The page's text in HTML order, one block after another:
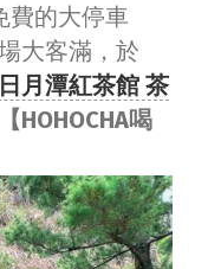
費的大停車
大客滿，於
日月潭紅茶館 茶
【HOHOCHA喝